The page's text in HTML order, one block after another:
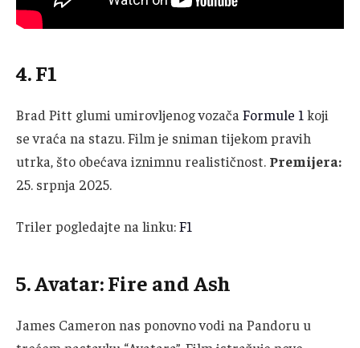
4. F1
Brad Pitt glumi umirovljenog vozačaFormule 1koji
se vraća na stazu. Film je sniman tijekom pravih
utrka, što obećava iznimnu realističnost. Premijera:
25. srpnja 2025.
Triler pogledajte na linku:F1
5. Avatar: Fire and Ash
James Cameron nas ponovno vodi na Pandoru u